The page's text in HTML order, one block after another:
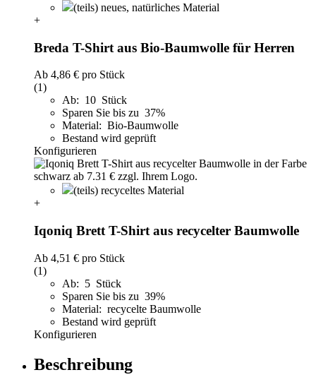
(teils) neues, natürliches Material
+
Breda T-Shirt aus Bio-Baumwolle für Herren
Ab 4,86 € pro Stück
(1)
Ab: 10 Stück
Sparen Sie bis zu 37%
Material: Bio-Baumwolle
Bestand wird geprüft
Konfigurieren
(teils) recyceltes Material
+
Iqoniq Brett T-Shirt aus recycelter Baumwolle
Ab 4,51 € pro Stück
(1)
Ab: 5 Stück
Sparen Sie bis zu 39%
Material: recycelte Baumwolle
Bestand wird geprüft
Konfigurieren
Beschreibung